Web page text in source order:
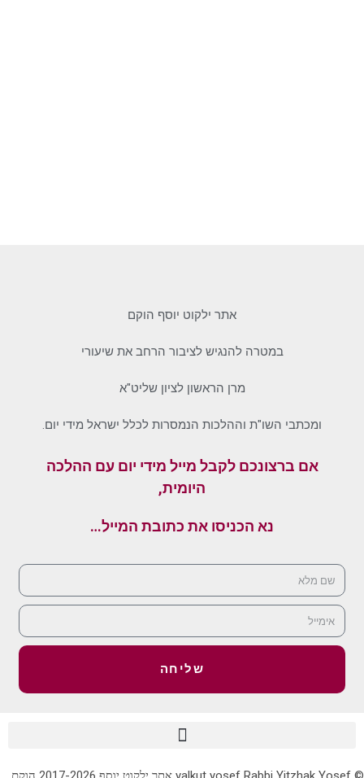
אתר ילקוט יוסף הוקם
במטרה להנגיש לציבור הרחב את שיעורי
מרן הראשון לציון שליט"א
ומכתבי השו"ת וההלכות הנמסרות לכלל ישראל מידי יום.
אם ברצונכם לקבל מייל מידי יום עם ההלכה
היומית,
נא הכניסו את כתובת המייל…
שליחה